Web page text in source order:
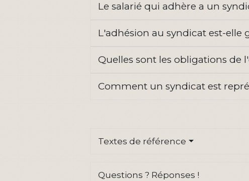
Le salarié qui adhère a un
L'adhésion au syndicat est-elle
Quelles sont les obligations de
Comment un syndicat est
Textes de référence
Questions ? Réponses !